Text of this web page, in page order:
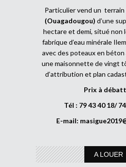
Particulier vend un terrain
(Ouagadougou) d’une
hectare et demi, situé non
fabrique d’eau minérale
avec des poteaux en
une maisonnette de vingt
d’attribution et plan
Prix à
Tél : 79 43 40 18/
E-mail:
A LOUER